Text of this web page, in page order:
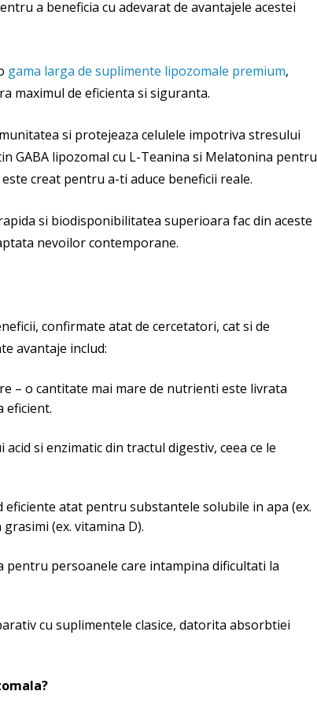
a beneficia cu adevarat de avantajele acestei
gama larga de suplimente lipozomale premium,
maximul de eficienta si siguranta.
si protejeaza celulele impotriva stresului
GABA lipozomal cu L-Teanina si Melatonina pentru
creat pentru a-ti aduce beneficii reale.
si biodisponibilitatea superioara fac din aceste
nevoilor contemporane.
confirmate atat de cercetatori, cat si de
avantaje includ:
– o cantitate mai mare de nutrienti este livrata
eficient.
si enzimatic din tractul digestiv, ceea ce le
atat pentru substantele solubile in apa (ex.
(ex. vitamina D).
pentru persoanele care intampina dificultati la
cu suplimentele clasice, datorita absorbtiei